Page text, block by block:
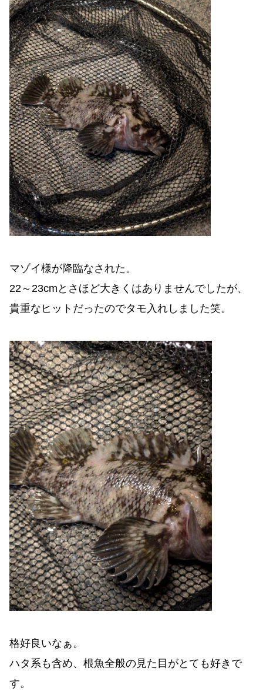
マゾイ様が降臨なされた。
22～23cmとさほど大きくはありませんでしたが、
貴重なヒットだったのでタモ入れしました笑。
格好良いなぁ。
ハタ系も含め、根魚全般の見た目がとても好きで
す。